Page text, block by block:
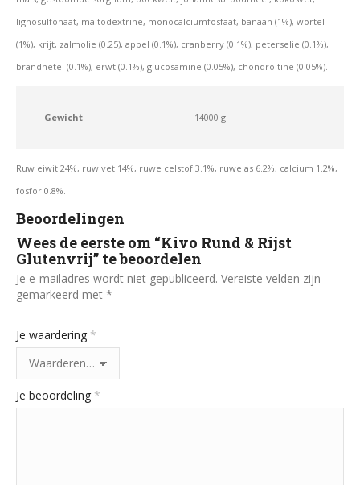
lignosulfonaat, maltodextrine, monocalciumfosfaat, banaan (1%), wortel
(1%), krijt, zalmolie (0.25), appel (0.1%), cranberry (0.1%), peterselie (0.1%),
brandnetel (0.1%), erwt (0.1%), glucosamine (0.05%), chondroïtine (0.05%).
Gewicht 14000 g
Ruw eiwit 24%, ruw vet 14%, ruwe celstof 3.1%, ruwe as 6.2%, calcium 1.2%,
fosfor 0.8%.
Beoordelingen
Wees de eerste om “Kivo Rund & Rijst
Glutenvrij” te beoordelen
Je e-mailadres wordt niet gepubliceerd. Vereiste velden zijn
gemarkeerd met *
Je waardering *
Je beoordeling *